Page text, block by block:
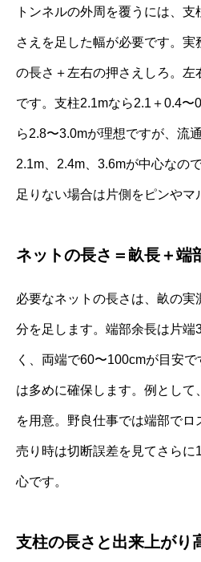
トンネルの外周を覆うには、
さえを足した幅が必要です。
の長さ＋左右の押さえしろ。左
です。支柱2.1mなら2.1＋0.4〜
ら2.8〜3.0mが理想ですが、流
2.1m、2.4m、3.6mが中心なの
足りない場合は片側をピンやマ
ネットの長さ＝畝長＋端
必要なネットの長さは、畝の実
分を足します。端部余長は片端
く、両端で60〜100cmが目安
は多めに確保します。例として
を用意。野良仕事では端部でロ
売り時は切断誤差を見てさらに
心です。
支柱の長さと出来上がり